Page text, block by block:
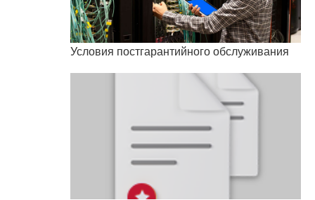
Условия постгарантийного обслуживания